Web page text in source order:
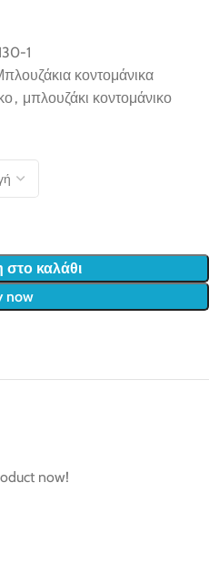
1
κοντομάνικα
, μπλουζάκι κοντομάνικο
καλάθι
now
now!